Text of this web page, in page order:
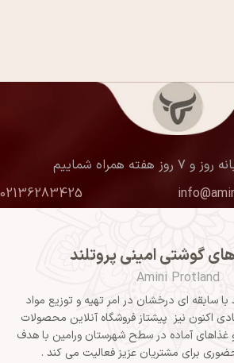
02136283425
گوشتی امینی پروتلند
Amini Protland
با سابقه ای درخشان در امر تهیه و توزیع مواد
اکنون نیز پیشتاز فروشگاه آنلاین محصولات
غذاهای آماده در سطح شهرستان ورامین با هدف
برای مشتریان عزیز فعالیت می کند .